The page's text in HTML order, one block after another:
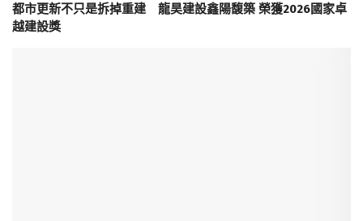
都市更新不只是拆掉重建 龍昊建設鑫陽馥築 榮獲2026國家卓
越建設獎